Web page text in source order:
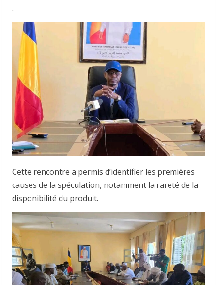
.
Cette rencontre a permis d’identifier les premières
causes de la spéculation, notamment la rareté de la
disponibilité du produit.